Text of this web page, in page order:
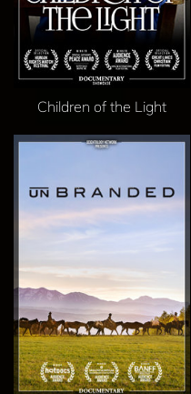
Children of the Light